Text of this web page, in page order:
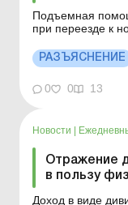
Подъемная
при переезде к
Расчету по
ежемесячной
удерживаемых
РАЗЪЯСНЕНИЕ
0 0 13
Новости |
Отражение
в пользу
Доход в виде